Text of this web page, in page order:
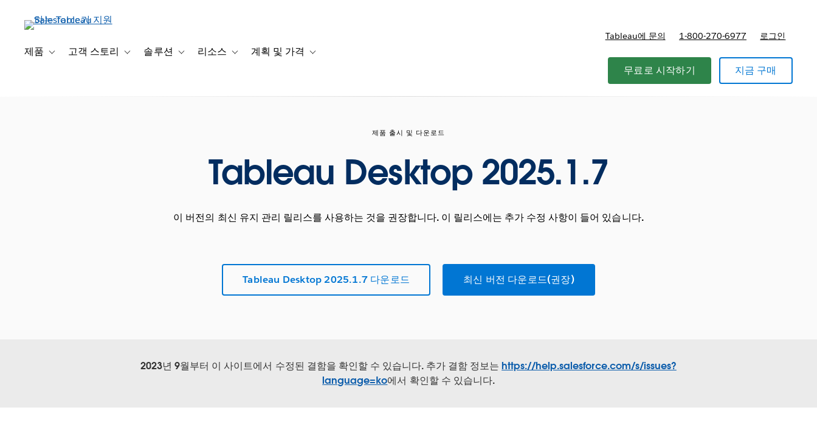
제품 Toggle sub-navigation for 제품
고객 스토리 Toggle sub-navigation for 고객 스토리
솔루션 Toggle sub-navigation for 솔루션
리소스 Toggle sub-navigation for 리소스
계획 및 가격 Toggle sub-navigation for 계획 및 가격
Tableau에 문의 1-800-270-6977 로그인
무료로 시작하기 지금 구매
제품 출시 및 다운로드
Tableau Desktop 2025.1.7
이 버전의 최신 유지 관리 릴리스를 사용하는 것을 권장합니다. 이 릴리스에는 추가 수정 사항이 들어 있습니다.
Tableau Desktop 2025.1.7 다운로드 최신 버전 다운로드(권장)
2023년 9월부터 이 사이트에서 수정된 결함을 확인할 수 있습니다. 추가 결함 정보는https://help.salesforce.com/s/issues?
language=ko에서 확인할 수 있습니다.